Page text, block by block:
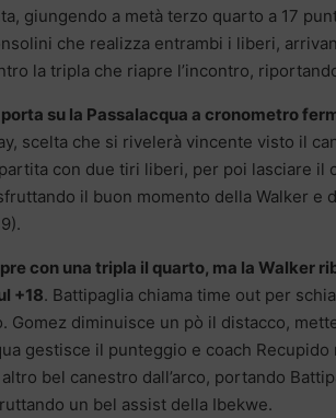
giungendo a metà terzo quarto a 17
che realizza entrambi i liberi,
la tripla che riapre l’incontro,
su la Passalacqua a cronometro
scelta che si rivelerà vincente visto il
con due tiri liberi, per poi lasciare il
il buon momento della Walker
con una tripla il quarto, ma la Walker
+18. Battipaglia chiama time out per
Gomez diminuisce un pò il distacco,
gestisce il punteggio e coach
bel canestro dall’arco, portando
un bel assist della Ibekwe.